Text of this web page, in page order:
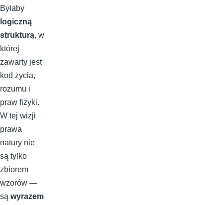
Byłaby
logiczną
strukturą, w
której
zawarty jest
kod życia,
rozumu i
praw fizyki.
W tej wizji
prawa
natury nie
są tylko
zbiorem
wzorów —
są wyrazem